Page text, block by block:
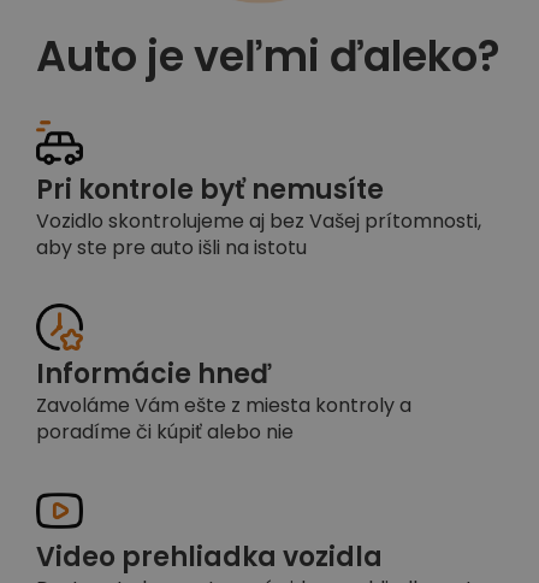
Auto je veľmi ďaleko?
Pri kontrole byť nemusíte
Vozidlo skontrolujeme aj bez Vašej prítomnosti,
aby ste pre auto išli na istotu
Informácie hneď
Zavoláme Vám ešte z miesta kontroly a
poradíme či kúpiť alebo nie
Video prehliadka vozidla